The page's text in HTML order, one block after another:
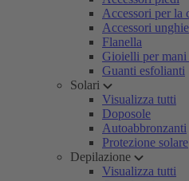
Accessori per la
Accessori unghie
Flanella
Gioielli per mani
Guanti esfolianti
Solari
Visualizza tutti
Doposole
Autoabbronzanti
Protezione solare
Depilazione
Visualizza tutti